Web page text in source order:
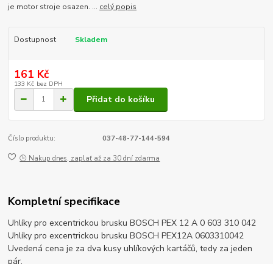
je motor stroje osazen. ... celý popis
Dostupnost Skladem
161 Kč
133 Kč bez DPH
Přidat do košíku
Číslo produktu: 037-48-77-144-594
🕒 Nakup dnes, zaplať až za 30 dní zdarma
Kompletní specifikace
Uhlíky pro excentrickou brusku BOSCH PEX 12 A 0 603 310 042
Uhlíky pro excentrickou brusku BOSCH PEX12A 0603310042
Uvedená cena je za dva kusy uhlíkových kartáčů, tedy za jeden
pár.